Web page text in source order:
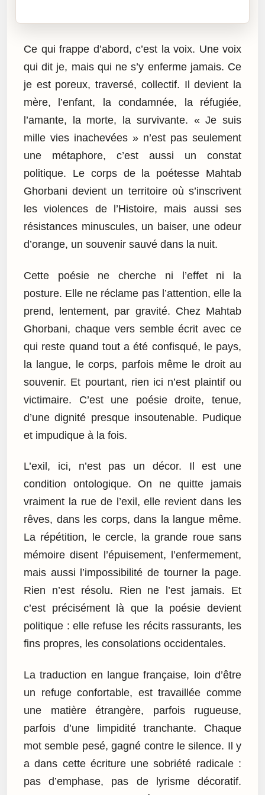
Ce qui frappe d’abord, c’est la voix. Une voix
qui dit je, mais qui ne s’y enferme jamais. Ce
je est poreux, traversé, collectif. Il devient la
mère, l’enfant, la condamnée, la réfugiée,
l’amante, la morte, la survivante. « Je suis
mille vies inachevées » n’est pas seulement
une métaphore, c’est aussi un constat
politique. Le corps de la poétesse Mahtab
Ghorbani devient un territoire où s’inscrivent
les violences de l’Histoire, mais aussi ses
résistances minuscules, un baiser, une odeur
d’orange, un souvenir sauvé dans la nuit.
Cette poésie ne cherche ni l’effet ni la
posture. Elle ne réclame pas l’attention, elle la
prend, lentement, par gravité. Chez Mahtab
Ghorbani, chaque vers semble écrit avec ce
qui reste quand tout a été confisqué, le pays,
la langue, le corps, parfois même le droit au
souvenir. Et pourtant, rien ici n’est plaintif ou
victimaire. C’est une poésie droite, tenue,
d’une dignité presque insoutenable. Pudique
et impudique à la fois.
L’exil, ici, n’est pas un décor. Il est une
condition ontologique. On ne quitte jamais
vraiment la rue de l’exil, elle revient dans les
rêves, dans les corps, dans la langue même.
La répétition, le cercle, la grande roue sans
mémoire disent l’épuisement, l’enfermement,
mais aussi l’impossibilité de tourner la page.
Rien n’est résolu. Rien ne l’est jamais. Et
c’est précisément là que la poésie devient
politique : elle refuse les récits rassurants, les
fins propres, les consolations occidentales.
La traduction en langue française, loin d’être
un refuge confortable, est travaillée comme
une matière étrangère, parfois rugueuse,
parfois d’une limpidité tranchante. Chaque
mot semble pesé, gagné contre le silence. Il y
a dans cette écriture une sobriété radicale :
pas d’emphase, pas de lyrisme décoratif.